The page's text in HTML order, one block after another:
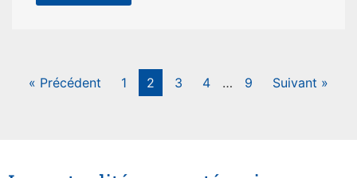
« Précédent 1 2 3 4 … 9 Suivant »